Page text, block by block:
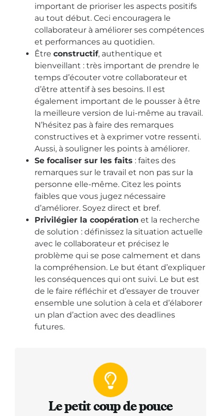
important de prioriser les aspects positifs
au tout début. Ceci encouragera le
collaborateur à améliorer ses compétences
et performances au quotidien.
Être constructif, authentique et
bienveillant : très important de prendre le
temps d’écouter votre collaborateur et
d’être attentif à ses besoins. Il est
également important de le pousser à être
la meilleure version de lui-même au travail.
N’hésitez pas à faire des remarques
constructives et à exprimer votre ressenti.
Aussi, à souligner les points à améliorer.
Se focaliser sur les faits : faites des
remarques sur le travail et non pas sur la
personne elle-même. Citez les points
faibles que vous jugez nécessaire
d’améliorer. Soyez direct et bref.
Privilégier la coopération et la recherche
de solution : définissez la situation actuelle
avec le collaborateur et précisez le
problème qui se pose calmement et dans
la compréhension. Le but étant d’expliquer
les conséquences qui ont suivi. Le but est
de le faire réfléchir et d’essayer de trouver
ensemble une solution à cela et d’élaborer
un plan d’action avec des deadlines
futures.
Le petit coup de pouce